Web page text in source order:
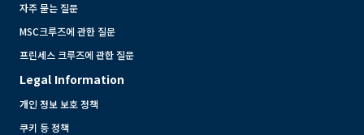
자주 묻는 질문
MSC크루즈에 관한 질문
프린세스 크루즈에 관한 질문
Legal Information
개인 정보 보호 정책
쿠키 등 정책